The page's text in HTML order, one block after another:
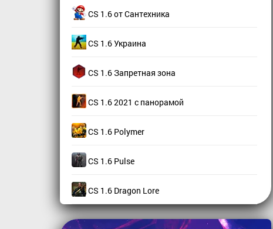
CS 1.6 от Сантехника
CS 1.6 Украина
CS 1.6 Запретная зона
CS 1.6 2021 с панорамой
CS 1.6 Polymer
CS 1.6 Pulse
CS 1.6 Dragon Lore